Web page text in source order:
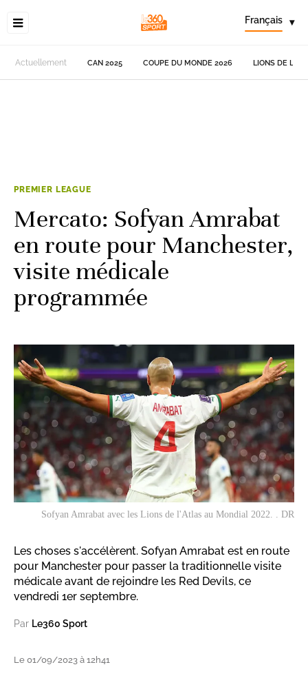
Français ▾
Actuellement CAN 2025 COUPE DU MONDE 2026 LIONS DE
PREMIER LEAGUE
Mercato: Sofyan Amrabat
en route pour Manchester,
visite médicale
programmée
Sofyan Amrabat avec les Lions de l'Atlas au Mondial 2022. . DR
Les choses s'accélèrent. Sofyan Amrabat est en route
pour Manchester pour passer la traditionnelle visite
médicale avant de rejoindre les Red Devils, ce
vendredi 1er septembre.
Par Le360 Sport
Le 01/09/2023 à 12h41